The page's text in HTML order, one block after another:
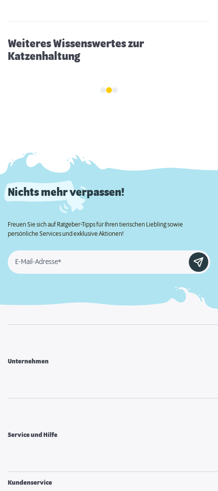
Weiteres Wissenswertes zur
Katzenhaltung
Nichts mehr verpassen!
Freuen Sie sich auf Ratgeber-Tipps für Ihren tierischen Liebling sowie
persönliche Services und exklusive Aktionen!
E-Mail-Adresse*
Unternehmen
Service und Hilfe
Kundenservice